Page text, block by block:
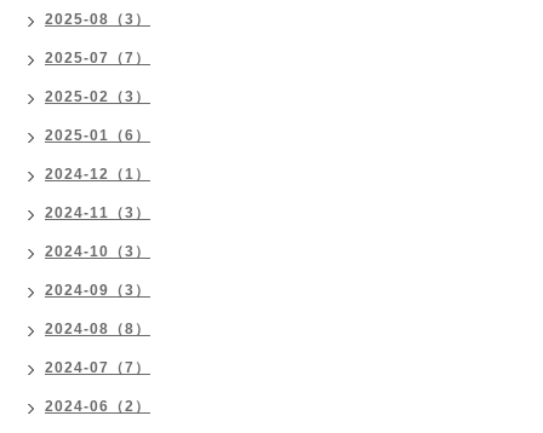
2025-08（3）
2025-07（7）
2025-02（3）
2025-01（6）
2024-12（1）
2024-11（3）
2024-10（3）
2024-09（3）
2024-08（8）
2024-07（7）
2024-06（2）